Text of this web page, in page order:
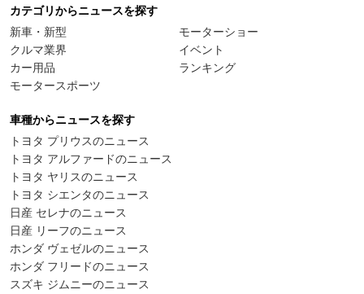
カテゴリからニュースを探す
新車・新型
クルマ業界
カー用品
モータースポーツ
モーターショー
イベント
ランキング
車種からニュースを探す
トヨタ プリウスのニュース
トヨタ アルファードのニュース
トヨタ ヤリスのニュース
トヨタ シエンタのニュース
日産 セレナのニュース
日産 リーフのニュース
ホンダ ヴェゼルのニュース
ホンダ フリードのニュース
スズキ ジムニーのニュース